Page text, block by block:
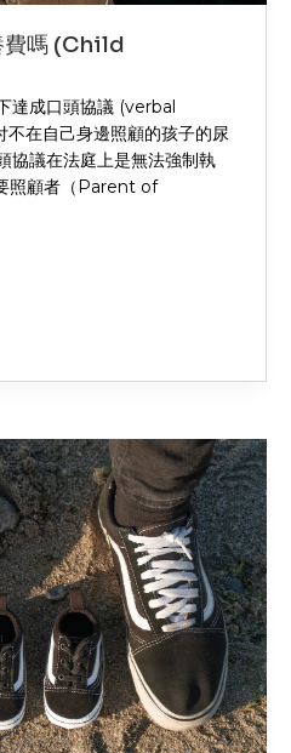
費嗎 (Child
達成口頭協議 (verbal
在自己身邊照顧的孩子的尿
協議在法庭上是無法強制執
照顧者（Parent of